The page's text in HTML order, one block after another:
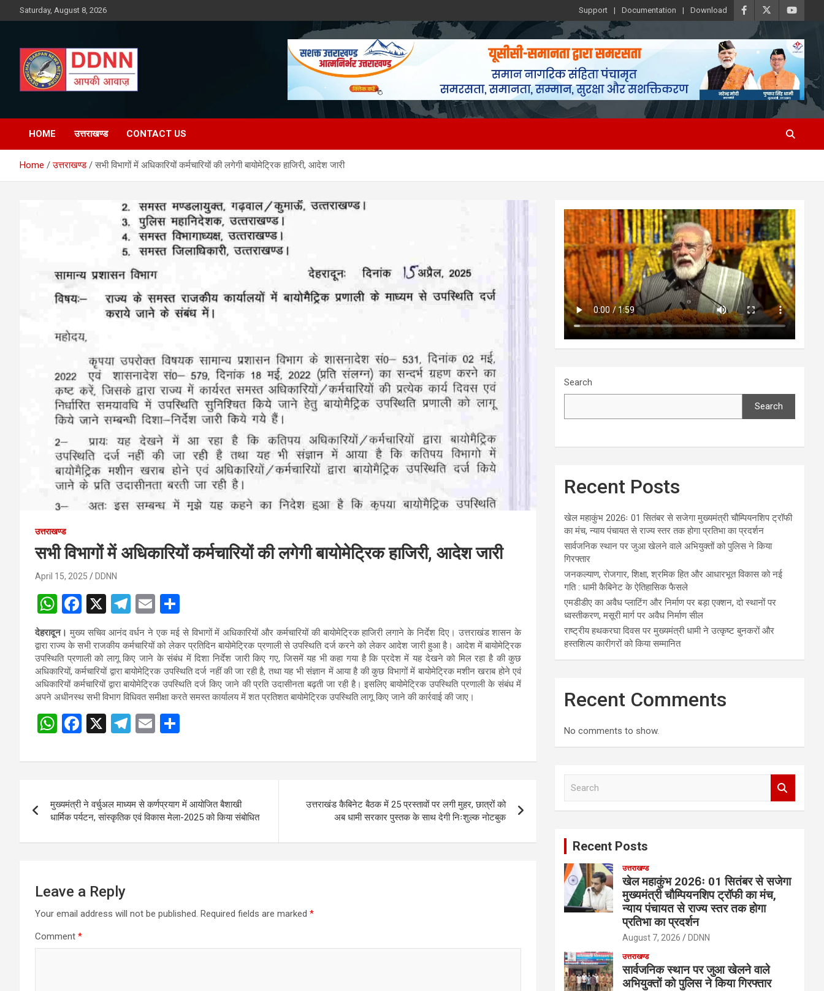
to
Saturday, August 8, 2026 Support Documentation Download
HOME उत्तराखण्ड CONTACT US
Home उत्तराखण्ड सभी विभागों में अधिकारियों कर्मचारियों की लगेगी बायोमेट्रिक हाजिरी, आदेश जारी
उत्तराखण्ड
सभी विभागों में अधिकारियों कर्मचारियों की लगेगी बायोमेट्रिक हाजिरी, आदेश जारी
April 15, 2025 DDNN
W
h
at
s
A
p
p
F
ce
b
o
o
k
X
T
el
e
gr
a
m
E
ail
h
ar
e
देहरादून।मुख्य सचिव आनंद वर्धन ने एक मई से विभागों में अधिकारियों और कर्मचारियों की बायोमेट्रिक हाजिरी लगाने के निर्देश दिए। उत्तराखंड शासन के
द्वारा राज्य के सभी राजकीय कर्मचारियों को लेकर प्रतिदिन बायोमेट्रिक प्रणाली से उपस्थिति दर्ज करने को लेकर आदेश जारी हुआ है। आदेश में बायोमेट्रिक
उपस्थिति प्रणाली को लागू किए जाने के संबंध में दिशा निर्देश जारी किए गए, जिसमें यह भी कहा गया है कि प्रदेश में यह देखने को मिल रहा है की कुछ
अधिकारियों, कर्मचारियों द्वारा बायोमेट्रिक उपस्थिति दर्ज नहीं की जा रही है, तथा यह भी संज्ञान में आया है की कुछ विभागों में बायोमेट्रिक मशीन खराब होने एवं
अधिकारियों कर्मचारियों द्वारा बायोमेट्रिक उपस्थिति दर्ज किए जाने की प्रति उदासीनता बढ़ती जा रही है। इसलिए बायोमेट्रिक उपस्थिति प्रणाली के संबंध में
अपने अधीनस्थ सभी विभाग विधिवत समीक्षा करते समस्त कार्यालय में शत प्रतिशत बायोमेट्रिक उपस्थिति लागू किए जाने की कार्रवाई की जाए।
W
at
A
p
p
F
ce
o
o
k
X
T
e
a
m
E
ail ar
navigation
मुख्यमंत्री ने वर्चुअल माध्यम से कर्णप्रयाग में आयोजित बैशाखी
धार्मिक पर्यटन, सांस्कृतिक एवं विकास मेला-2025 को किया संबोधित
उत्तराखंड कैबिनेट बैठक में 25 प्रस्तावों पर लगी मुहर, छात्रों को
अब धामी सरकार पुस्तक के साथ देगी निःशुल्क नोटबुक
Leave a Reply
Your email address will not be published. Required fields are marked *
Comment *
Search
Search
Recent Posts
खेल महाकुंभ 2026ः 01 सितंबर से सजेगा मुख्यमंत्री चौम्पियनशिप ट्रॉफी
का मंच, न्याय पंचायत से राज्य स्तर तक होगा प्रतिभा का प्रदर्शन
सार्वजनिक स्थान पर जुआ खेलने वाले अभियुक्तों को पुलिस ने किया
गिरफ्तार
जनकल्याण, रोजगार, शिक्षा, श्रमिक हित और आधारभूत विकास को नई
गति : धामी कैबिनेट के ऐतिहासिक फैसले
एमडीडीए का अवैध प्लाटिंग और निर्माण पर बड़ा एक्शन, दो स्थानों पर
ध्वस्तीकरण, मसूरी मार्ग पर अवैध निर्माण सील
राष्ट्रीय हथकरघा दिवस पर मुख्यमंत्री धामी ने उत्कृष्ट बुनकरों और
हस्तशिल्प कारीगरों को किया सम्मानित
Recent Comments
No comments to show.
Recent Posts
उत्तराखण्ड
खेल महाकुंभ 2026ः 01 सितंबर से सजेगा
मुख्यमंत्री चौम्पियनशिप ट्रॉफी का मंच,
न्याय पंचायत से राज्य स्तर तक होगा
प्रतिभा का प्रदर्शन
August 7, 2026 DDNN
उत्तराखण्ड
सार्वजनिक स्थान पर जुआ खेलने वाले
अभियुक्तों को पुलिस ने किया गिरफ्तार